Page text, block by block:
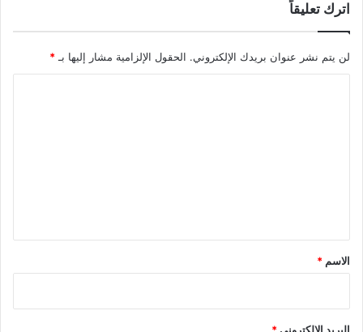
اترك تعليقاً
لن يتم نشر عنوان بريدك الإلكتروني. الحقول الإلزامية مشار إليها بـ*
*
الاسم *